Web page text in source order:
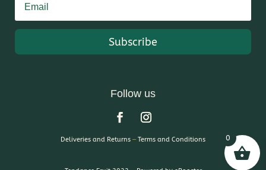
Subscribe
Follow us
Deliveries and Returns – Terms and Conditions 0